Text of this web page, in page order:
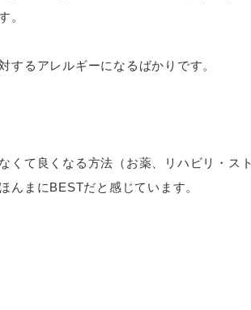
。
するアレルギーになるばかりです。
くて良くなる方法（お薬、リハビリ・ス
んまにBESTだと感じています。